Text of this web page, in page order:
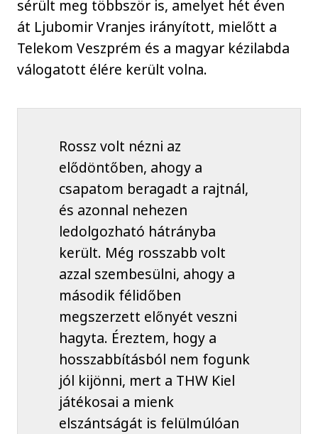
sérült meg többször is, amelyet hét éven
át Ljubomir Vranjes irányított, mielőtt a
Telekom Veszprém és a magyar kézilabda
válogatott élére került volna.
Rossz volt nézni az
elődöntőben, ahogy a
csapatom beragadt a rajtnál,
és azonnal nehezen
ledolgozható hátrányba
került. Még rosszabb volt
azzal szembesülni, ahogy a
második félidőben
megszerzett előnyét veszni
hagyta. Éreztem, hogy a
hosszabbításból nem fogunk
jól kijönni, mert a THW Kiel
játékosai a mienk
elszántságát is felülmúlóan